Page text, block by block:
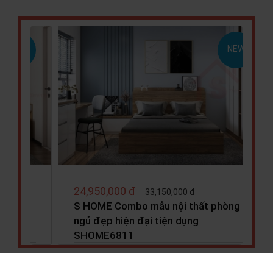
NEW
27,990,000 đ 31,050,000 đ
S HOME Combo mẫu nội thất phòng
ngủ cho bé đẹp hiện đại tiện…